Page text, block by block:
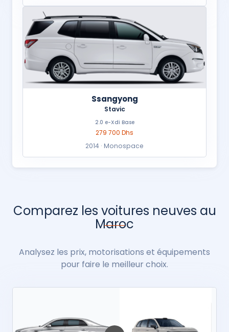
Ssangyong
Stavic
2.0 e-Xdi Base
279 700 Dhs
2014 · Monospace
Comparez les voitures neuves au
Maroc
Analysez les prix, motorisations et équipements
pour faire le meilleur choix.